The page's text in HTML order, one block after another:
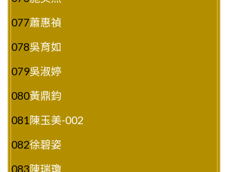
077蕭惠禎
078吳育如
079吳淑婷
080黃鼎鈞
081 陳玉美-002
082徐碧姿
083陳瑞瓊